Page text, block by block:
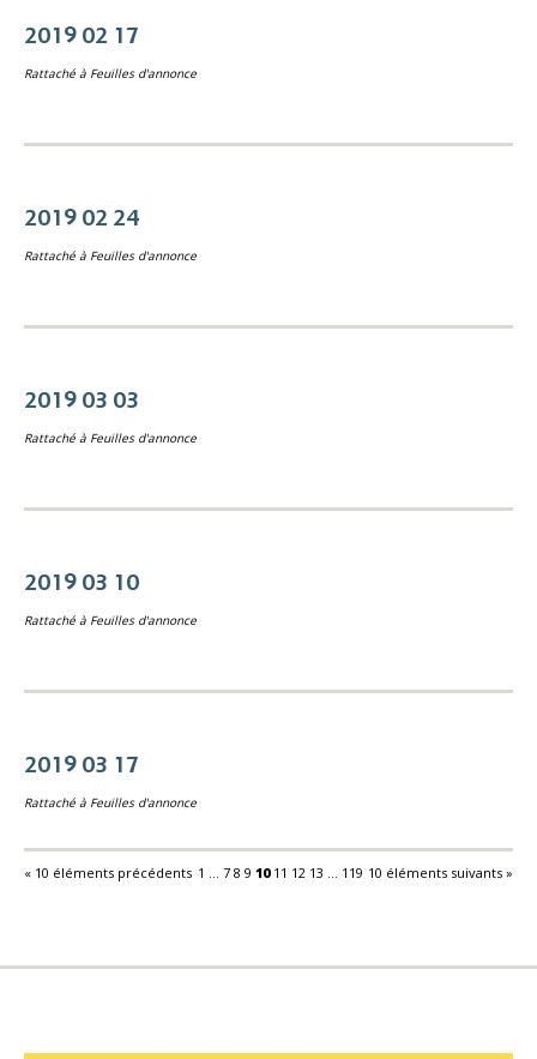
2019 02 17
Rattaché à Feuilles d'annonce
2019 02 24
Rattaché à Feuilles d'annonce
2019 03 03
Rattaché à Feuilles d'annonce
2019 03 10
Rattaché à Feuilles d'annonce
2019 03 17
Rattaché à Feuilles d'annonce
« 10 éléments précédents 10 éléments suivants »
1 ... 7 8 9 10 11 12 13 ... 119